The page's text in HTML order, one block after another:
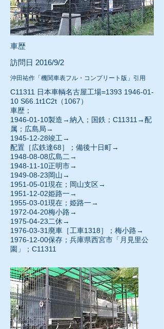
車歴
訪問日 2016/9/2
沖田祐作「機関車表フル・コンプリート版」引用
C11311 日本車輌名古屋工場=1393 1946-01-
10 S66.1t1C2t（1067）
車歴；
1946-01-10製造→納入；国鉄；C11311→配
属；広島局→
1945-12-28竣工→
配置［広鉄達68］；備後十日町→
1948-08-08広島二→
1948-11-10正明市→
1949-08-23岡山→
1951-05-01現在；岡山支区→
1951-12-02姫路一→
1955-03-01現在；姫路一→
1972-04-20梅小路→
1975-04-23二休→
1976-03-31廃車［工車1318］；梅小路→
1976-12-00保存；兵庫県西宮市「月見里公
園」；C11311